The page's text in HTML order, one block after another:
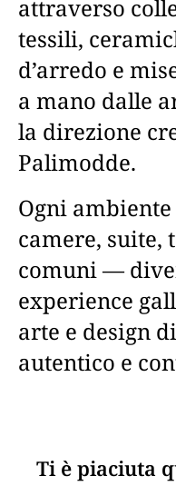
attraverso
tessili,
d’arredo e
a mano dalle
la direzione
Palimodde.
Ogni
camere, suite,
comuni —
experience
arte e design
autentico e
Ti è piaciuta